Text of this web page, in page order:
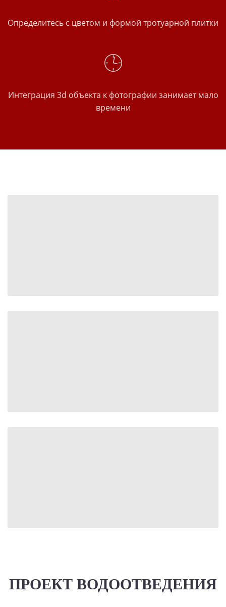
Определитесь с цветом и формой тротуарной плитки
Интеграция 3d объекта к фотографии занимает мало
времени
ПРОЕКТ ВОДООТВЕДЕНИЯ